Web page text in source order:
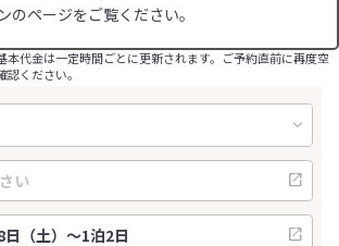
ページをご覧ください。
本代金は一定時間ごとに更新されます。ご予約直前に再度空
ください。